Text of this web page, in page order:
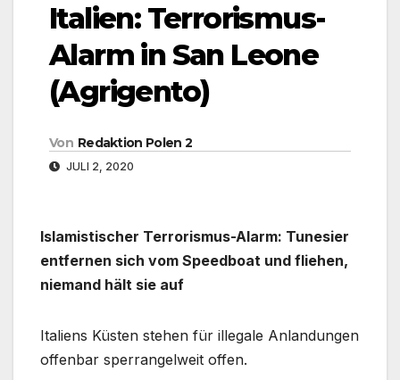
Italien: Terrorismus-
Alarm in San Leone
(Agrigento)
Von Redaktion Polen 2
JULI 2, 2020
Islamistischer Terrorismus-Alarm: Tunesier
entfernen sich vom Speedboat und fliehen,
niemand hält sie auf
Italiens Küsten stehen für illegale Anlandungen
offenbar sperrangelweit offen.